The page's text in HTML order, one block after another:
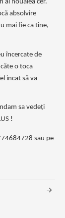
al nouălea cer.
absolvire
mai fie ca tine,
încercate de
o toca
incat să va
sa vedeți
!
sau pe